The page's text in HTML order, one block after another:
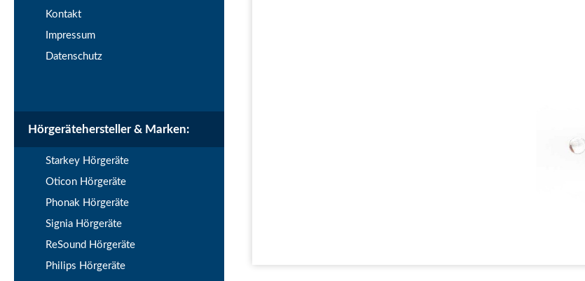
Kontakt
Impressum
Datenschutz
Hörgerätehersteller & Marken:
Starkey Hörgeräte
Oticon Hörgeräte
Phonak Hörgeräte
Signia Hörgeräte
ReSound Hörgeräte
Philips Hörgeräte